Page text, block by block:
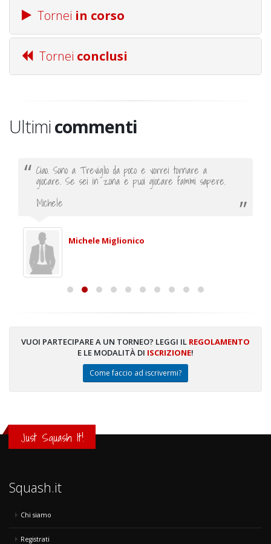
Tornei in corso
Tornei conclusi
Ultimicommenti
Ciao. Sono a Treviglio da poco e vorrei tornare a
giocare. Se sei in zona e puoi giocare fammi sapere.
Michele
Michele Miglionico
VUOI PARTECIPARE A UN TORNEO? LEGGI IL REGOLAMENTO
E LE MODALITÀ DI ISCRIZIONE!
Come faccio ad iscrivermi?
Just Squash It!
Squash.it
Chi siamo
Registrati